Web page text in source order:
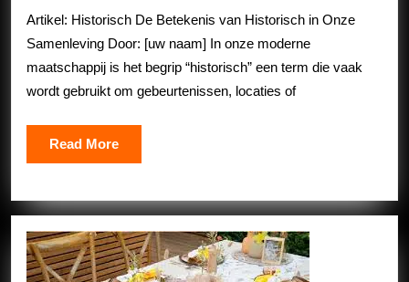
Schatten
van
België
2024
Artikel: Historisch De Betekenis van Historisch in Onze
Samenleving Door: [uw naam] In onze moderne
maatschappij is het begrip “historisch” een term die vaak
wordt gebruikt om gebeurtenissen, locaties of
Read MoreRead
More